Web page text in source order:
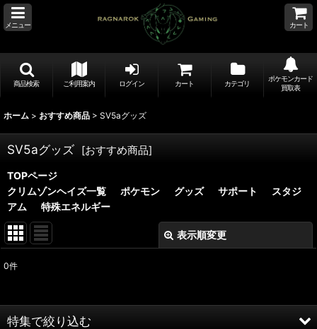
メニュー カート
商品検索 ご利用案内 ログイン カート カテゴリ
ポケモンカード
買取表
ホーム > おすすめ商品 > SV5aグッズ
SV5aグッズ [おすすめ商品]
TOPページ
クリムゾンヘイズ一覧
ポケモン グッズ サポート
スタジ
アム
特殊エネルギー
表示順変更
並び順 :
0件
特集で絞り込む